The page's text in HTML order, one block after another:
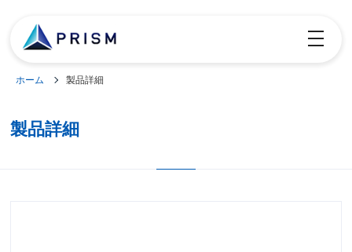
toggle
ホーム 製品詳細
製品詳細